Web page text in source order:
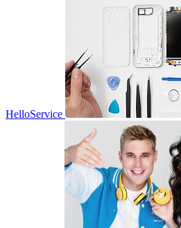
HelloService